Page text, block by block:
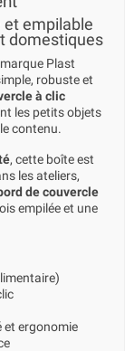
et empilable
domestiques
Plast
robuste et
à clic
les petits objets
contenu.
, cette boîte est
les ateliers,
de couvercle
empilée et une
et ergonomie